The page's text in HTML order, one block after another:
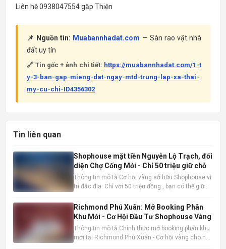
Liên hệ 0938047554 gặp Thiện
📌 Nguồn tin: Muabannhadat.com — Sàn rao vặt nhà
đất uy tín
🔗 Tin gốc + ảnh chi tiết: https://muabannhadat.com/1-t
y-3-ban-gap-mieng-dat-ngay-mtd-trung-lap-xa-thai-
my-cu-chi-ID4356302
Tin liên quan
Shophouse mặt tiền Nguyễn Lộ Trạch, đối
diện Chợ Cống Mới - Chỉ 50 triệu giữ chỗ
Thông tin mô tả Cơ hội vàng sở hữu Shophouse vị
trí đắc địa: Chỉ với 50 triệu đồng , bạn có thể giữ
mặt tiền Nguyễn Lộ Trạch, đối diện Chợ Cống Mới
sầm uất. Đây là thời điểm vàng để đầu tư trước khi
Richmond Phú Xuân: Mở Booking Phân
Khu Mới - Cơ Hội Đầu Tư Shophouse Vàng
Thông tin mô tả Chính thức mở booking phân khu
mới tại Richmond Phú Xuân - Cơ hội vàng cho nhà